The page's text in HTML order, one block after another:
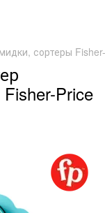
сортеры
Price